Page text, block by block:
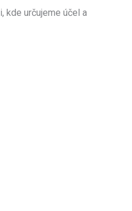
kde určujeme účel a